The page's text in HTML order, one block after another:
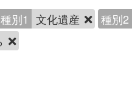
種別1 文化遺産
種別2